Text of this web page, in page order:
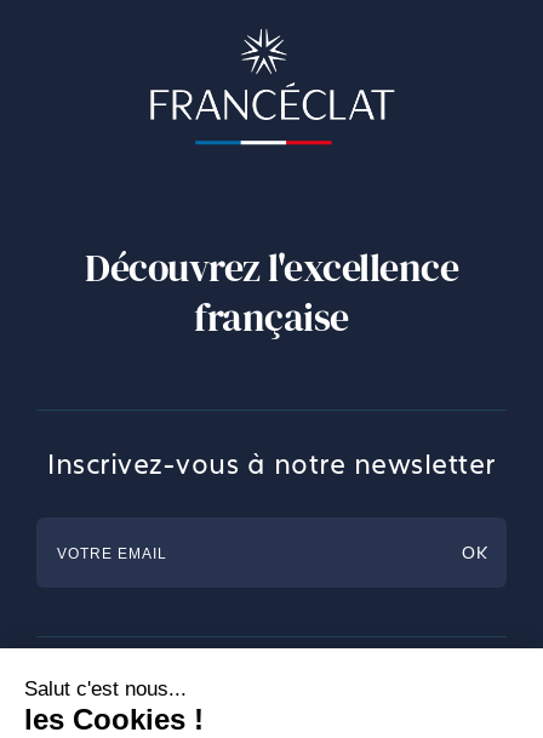
Découvrez l'excellence
française
Inscrivez-vous à notre newsletter
Horlogerie
Bijouterie & Joaillerie